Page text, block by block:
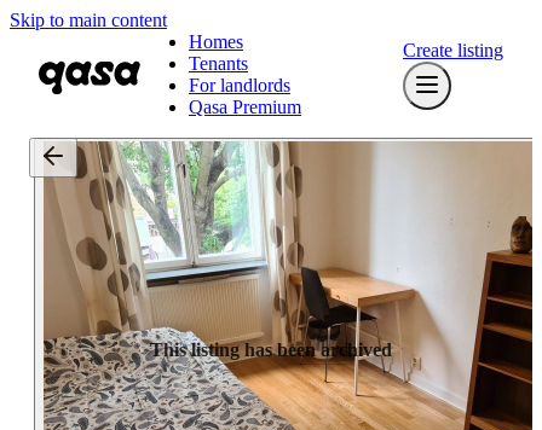
Skip to main content
Homes
Tenants
For landlords
Qasa Premium
Create listing
This listing has been archived